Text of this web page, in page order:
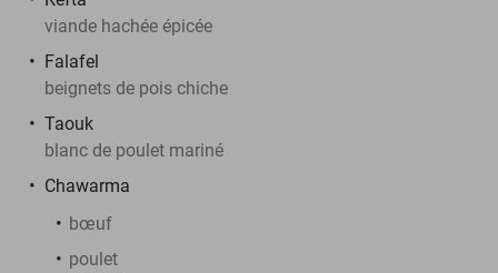
viande hachée épicée
Falafel
beignets de pois chiche
Taouk
blanc de poulet mariné
Chawarma
bœuf
poulet